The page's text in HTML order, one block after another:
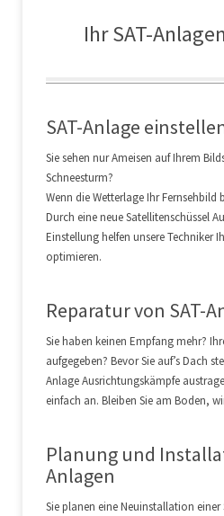
Ihr SAT-
SAT-Anlage
Sie sehen nur Ameisen auf Ihrem
Schneesturm?
Wenn die Wetterlage Ihr Fernsehbild
Durch eine neue Satellitenschüssel
Einstellung helfen unsere Techniker
optimieren.
Reparatur von SAT-
Sie haben keinen Empfang mehr?
aufgegeben? Bevor Sie auf’s Dach
Anlage Ausrichtungskämpfe
einfach an. Bleiben Sie am Boden,
Planung und
Anlagen
Sie planen eine Neuinstallation